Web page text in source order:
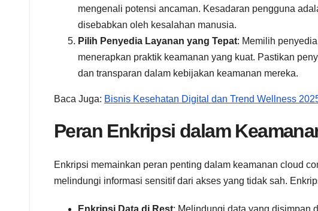
mengenali potensi ancaman. Kesadaran pengguna
disebabkan oleh kesalahan manusia.
Pilih Penyedia Layanan yang Tepat: Memilih
menerapkan praktik keamanan yang kuat. Pastikan
dan transparan dalam kebijakan keamanan mereka.
Baca Juga: Bisnis Kesehatan Digital dan Trend Wellness
Peran Enkripsi dalam
Enkripsi memainkan peran penting dalam keamanan cloud
melindungi informasi sensitif dari akses yang tidak sah.